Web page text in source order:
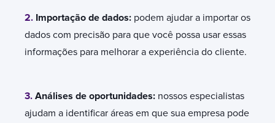
2. Importação de dados: podem ajudar a importar os
dados com precisão para que você possa usar essas
informações para melhorar a experiência do cliente.
3. Análises de oportunidades: nossos especialistas
ajudam a identificar áreas em que sua empresa pode